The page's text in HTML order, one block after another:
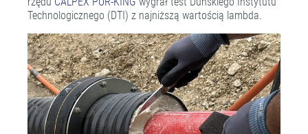
Technologicznego (DTI) z najniższą wartością lambda.